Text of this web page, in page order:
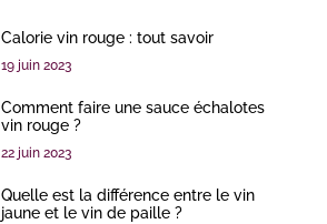
Calorie vin rouge : tout savoir
19 juin 2023
Comment faire une sauce échalotes
vin rouge ?
22 juin 2023
Quelle est la différence entre le vin
jaune et le vin de paille ?